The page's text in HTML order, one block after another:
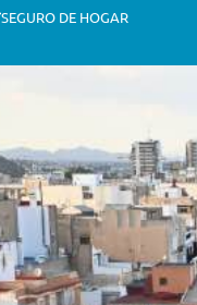
SEGURO DE HOGAR